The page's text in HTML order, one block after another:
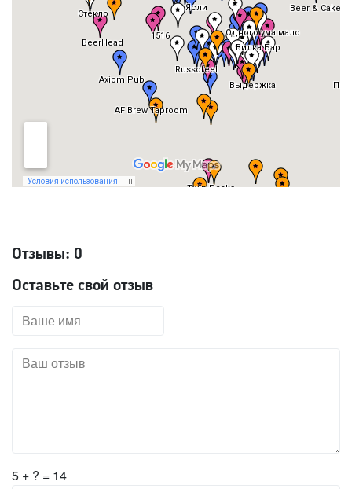
Отзывы: 0
Оставьте свой отзыв
5 + ? = 14